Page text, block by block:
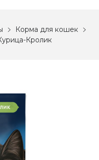
Корма для кошек
Кролик